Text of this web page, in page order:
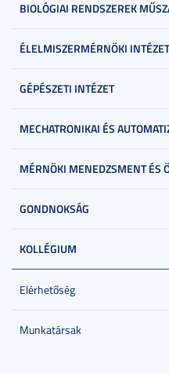
BIOLÓGIAI RENDSZEREK
ÉLELMISZERMÉRNÖKI INTÉZET
GÉPÉSZETI INTÉZET
MECHATRONIKAI ÉS
MÉRNÖKI MENEDZSMENT ÉS
GONDNOKSÁG
KOLLÉGIUM
Elérhetőség
Munkatársak